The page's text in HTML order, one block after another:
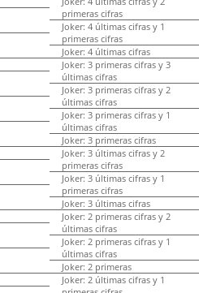
primeras cifras
Joker: 4 últimas cifras y 1
primeras cifras
Joker: 4 últimas cifras
Joker: 3 primeras cifras y 3
últimas cifras
Joker: 3 primeras cifras y 2
últimas cifras
Joker: 3 primeras cifras y 1
últimas cifras
Joker: 3 primeras cifras
Joker: 3 últimas cifras y 2
primeras cifras
Joker: 3 últimas cifras y 1
primeras cifras
Joker: 3 últimas cifras
Joker: 2 primeras cifras y 2
últimas cifras
Joker: 2 primeras cifras y 1
últimas cifras
Joker: 2 primeras
Joker: 2 últimas cifras y 1